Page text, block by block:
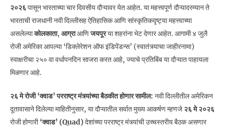
२०२६ पासून भारताच्या चार दिवसीय दौऱ्यावर येत आहेत. या महत्त्वपूर्ण दौऱ्यादरम्यान ते
भारताची राजधानी नवी दिल्लीसह ऐतिहासिक आणि सांस्कृतिकदृष्ट्या महत्त्वाच्या
असलेल्याकोलकाता, आग्राआणिजयपूरया शहरांना भेट देणार आहेत. आगामी ४ जुलै
रोजी अमेरिका आपल्या ‘डिक्लेरेशन ऑफ इंडिपेंडन्स’ (स्वातंत्र्याचा जाहीरनामा)
स्वाक्षरीचा २५० वा वर्धापनदिन साजरा करत आहे, ज्याचे प्रतिबिंब या दौऱ्यात पाहायला
मिळणार आहे.
२६ मे रोजी ‘क्वाड’ परराष्ट्र मंत्र्यांच्या बैठकीत होणार सामील: नवी दिल्लीतील अमेरिकन
दूतावासाने दिलेल्या माहितीनुसार, या दौऱ्यातील सर्वात मुख्य आकर्षण म्हणजे २६ मे २०२६
रोजी होणारी‘क्वाड’ (Quad)देशांच्या परराष्ट्र मंत्र्यांची उच्चस्तरीय बैठक असणार